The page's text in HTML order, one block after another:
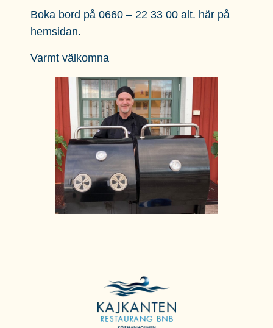
Boka bord på 0660 – 22 33 00 alt. här på
hemsidan.
Varmt välkomna